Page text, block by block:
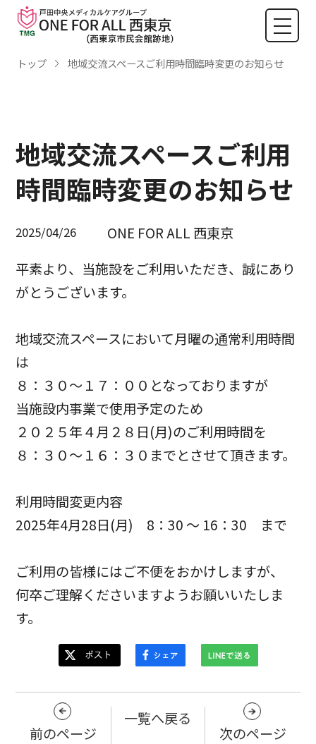
トップ 地域交流スペースご利用時間臨時変更のお知らせ
地域交流スペースご利用
時間臨時変更のお知らせ
2025/04/26
ONE FOR ALL 西東京
平素より、当施設をご利用いただき、誠にあり
がとうございます。
地域交流スペースにおいて月曜の通常利用時間
は
８：３０～１７：００となっておりますが
当施設内事業で使用予定のため
２０２５年４月２８日(月)のご利用時間を
８：３０～１６：３０までとさせて頂きます。
利用時間変更内容
2025年4月28日(月) 8：30 ～ 16：30 まで
ご利用の皆様にはご不便をおかけしますが、
何卒ご理解くださいますようお願いいたしま
す。
前のページ
一覧へ戻る
次のページ